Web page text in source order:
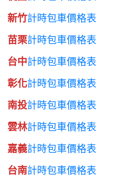
新竹計時包車價格表
苗栗計時包車價格表
台中計時包車價格表
彰化計時包車價格表
南投計時包車價格表
雲林計時包車價格表
嘉義計時包車價格表
台南計時包車價格表